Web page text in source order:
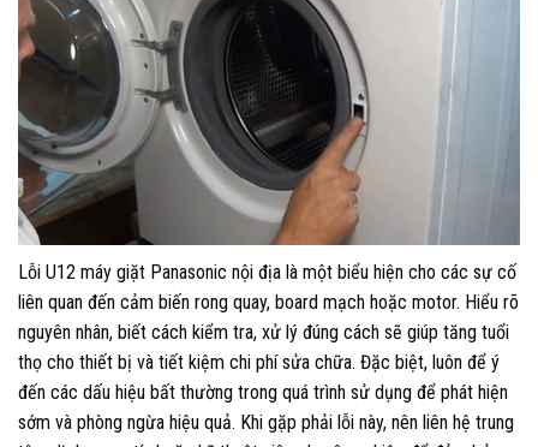
Lỗi U12 máy giặt Panasonic nội địa là một biểu hiện cho các sự cố
liên quan đến cảm biến rong quay, board mạch hoặc motor. Hiểu rõ
nguyên nhân, biết cách kiểm tra, xử lý đúng cách sẽ giúp tăng tuổi
thọ cho thiết bị và tiết kiệm chi phí sửa chữa. Đặc biệt, luôn để ý
đến các dấu hiệu bất thường trong quá trình sử dụng để phát hiện
sớm và phòng ngừa hiệu quả. Khi gặp phải lỗi này, nên liên hệ trung